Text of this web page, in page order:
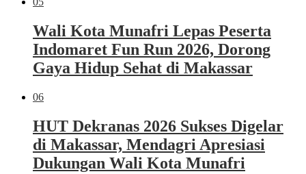
Wali Kota Munafri Lepas Peserta
Indomaret Fun Run 2026, Dorong
Gaya Hidup Sehat di Makassar
06
HUT Dekranas 2026 Sukses Digelar
di Makassar, Mendagri Apresiasi
Dukungan Wali Kota Munafri